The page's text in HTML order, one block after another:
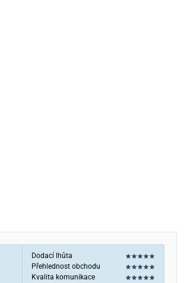
Dodací lhůta
Přehlednost obchodu
Kvalita komunikace